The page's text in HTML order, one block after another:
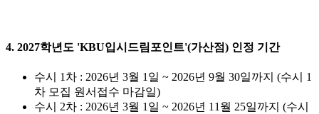
4. 2027학년도 'KBU입시드림포인트'(가산점) 인정 기간
수시 1차 : 2026년 3월 1일 ~ 2026년 9월 30일까지 (수시 1
차 모집 원서접수 마감일)
수시 2차 : 2026년 3월 1일 ~ 2026년 11월 25일까지 (수시